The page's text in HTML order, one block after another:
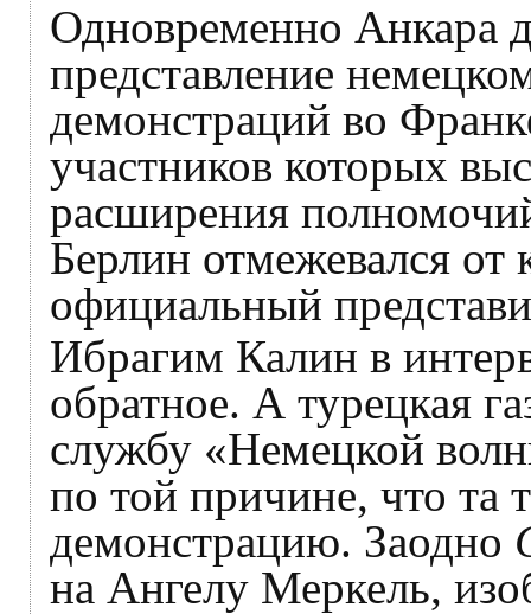
Одновременно Анкара
представление
демонстраций во
участников которых
расширения
Берлин отмежевался
официальный
Ибрагим Калин в
обратное. А турецкая
службу «Немецкой
по той причине, что та
демонстрацию. Заодно
на Ангелу Меркель,